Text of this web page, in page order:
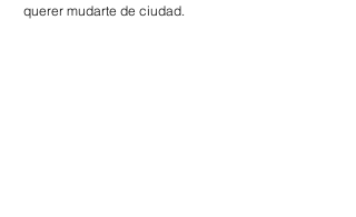
querer mudarte de ciudad.